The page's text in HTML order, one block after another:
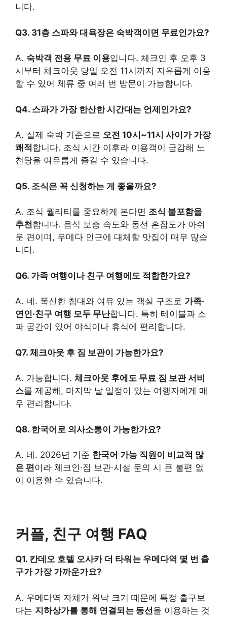
니다.
Q3. 31층 스파와 대욕장은 숙박객이면 무료인가요?
A. 숙박객 전용 무료 이용입니다. 체크인 후 오후 3
시부터 체크아웃 당일 오전 11시까지 자유롭게 이용
할 수 있어 체류 중 여러 번 방문이 가능합니다.
Q4. 스파가 가장 한산한 시간대는 언제인가요?
A. 실제 숙박 기준으로 오전 10시~11시 사이가 가장
쾌적 합니다. 조식 시간 이후라 이용객이 급감해 노
천탕을 여유롭게 즐길 수 있습니다.
Q5. 조식은 꼭 신청하는 게 좋을까요?
A. 조식 퀄리티를 중요하게 본다면 조식 불포함을
추천합니다. 음식 보충 속도와 동선 혼잡도가 아쉬
운 편이며, 우메다 인근에 대체할 맛집이 매우 많습
니다.
Q6. 가족 여행이나 친구 여행에도 적합한가요?
A. 네. 폭신한 침대와 여유 있는 객실 구조로 가족·
연인·친구 여행 모두 무난합니다. 특히 테이블과 소
파 공간이 있어 야식이나 휴식에 편리합니다.
Q7. 체크아웃 후 짐 보관이 가능한가요?
A. 가능합니다. 체크아웃 후에도 무료 짐 보관 서비
스를 제공해, 마지막 날 일정이 있는 여행자에게 매
우 편리합니다.
Q8. 한국어로 의사소통이 가능한가요?
A. 네. 2026년 기준 한국어 가능 직원이 비교적 많
은 편이라 체크인·짐 보관·시설 문의 시 큰 불편 없
이 이용할 수 있습니다.
커플, 친구 여행 FAQ
Q1. 칸데오 호텔 오사카 더 타워는 우메다역 몇 번 출
구가 가장 가까운가요?
A. 우메다역 자체가 워낙 크기 때문에 특정 출구보
다는 지하상가를 통해 연결되는 동선을 이용하는 것